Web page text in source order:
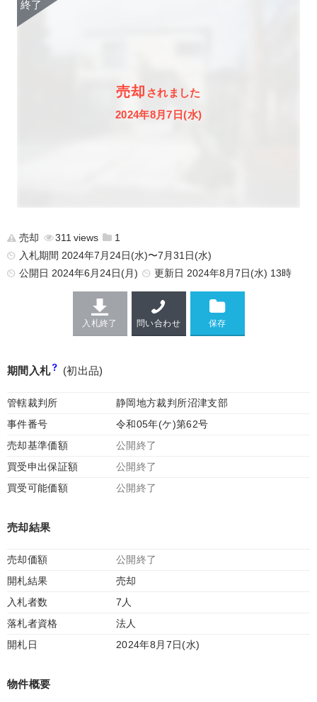
売却 されました
2024年8月7日(水)
売却 311
1
入札期間 2024年7月24日(水)〜7月31日(水)
公開日 2024年6月24日(月) 更新日 2024年8月7日(水) 13時
入札終了 問い合わせ
期間入札 (初出品)
管轄裁判所
静岡地方裁判所沼津支部
事件番号
令和05年(ケ)第62号
売却基準価額
公開終了
買受申出保証額
公開終了
買受可能価額
公開終了
売却結果
売却価額
公開終了
開札結果
売却
入札者数
7人
落札者資格
法人
開札日
2024年8月7日(水)
物件概要